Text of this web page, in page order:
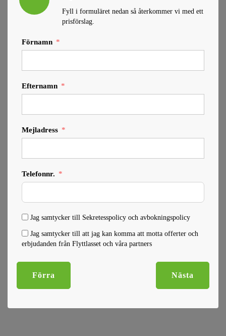
Fyll i formuläret nedan så återkommer vi med ett
prisförslag.
Förnamn
Efternamn
Mejladress
Telefonnr.
Jag samtycker till Sekretesspolicy och avbokningspolicy
Jag samtycker till att jag kan komma att motta offerter och
erbjudanden från Flyttlasset och våra partners
Förra Nästa